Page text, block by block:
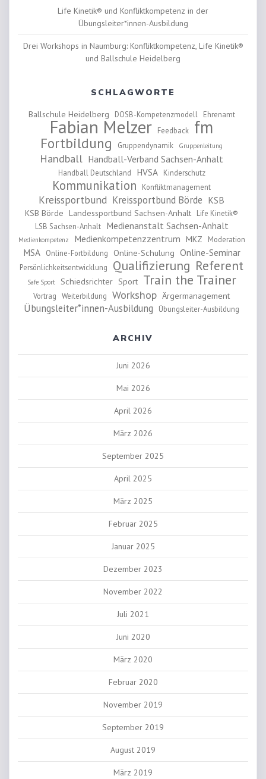
Life Kinetik® und Konfliktkompetenz in der
Übungsleiter*innen-Ausbildung
Drei Workshops in Naumburg: Konfliktkompetenz, Life Kinetik®
und Ballschule Heidelberg
SCHLAGWORTE
Ballschule Heidelberg DOSB-Kompetenzmodell Ehrenamt
Fabian Melzer Feedback fm
Fortbildung Gruppendynamik Gruppenleitung
Handball Handball-Verband Sachsen-Anhalt
Handball Deutschland HVSA Kinderschutz
Kommunikation Konfliktmanagement
Kreissportbund Kreissportbund Börde KSB
KSB Börde Landessportbund Sachsen-Anhalt
Life Kinetik®
LSB Sachsen-Anhalt
Medienanstalt Sachsen-Anhalt
Medienkompetenz Medienkompetenzzentrum MKZ Moderation
MSA Online-Fortbildung Online-Schulung Online-Seminar
Persönlichkeitsentwicklung Qualifizierung Referent
Safe Sport Schiedsrichter Sport Train the Trainer
Vortrag Weiterbildung Workshop Ärgermanagement
Übungsleiter*innen-Ausbildung Übungsleiter-Ausbildung
ARCHIV
Juni 2026
Mai 2026
April 2026
März 2026
September 2025
April 2025
März 2025
Februar 2025
Januar 2025
Dezember 2023
November 2022
Juli 2021
Juni 2020
März 2020
Februar 2020
November 2019
September 2019
August 2019
März 2019